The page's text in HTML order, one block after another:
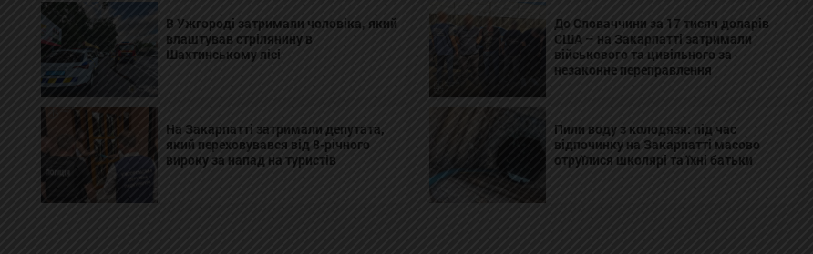
В Ужгороді затримали чоловіка, який
влаштував стрілянину в
Шахтинському лісі
До Словаччини за 17 тисяч доларів
США – на Закарпатті затримали
військового та цивільного за
незаконне переправлення
На Закарпатті затримали депутата,
який переховувався від 8-річного
вироку за напад на туристів
Пили воду з колодязя: під час
відпочинку на Закарпатті масово
отруїлися школярі та їхні батьки